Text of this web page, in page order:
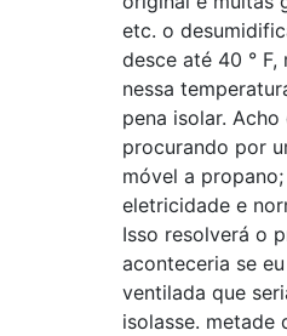
etc. o
desce até 40 °
nessa
pena isolar.
procurando por
móvel a
eletricidade e
Isso resolverá o
aconteceria se
ventilada que
isolasse. metade